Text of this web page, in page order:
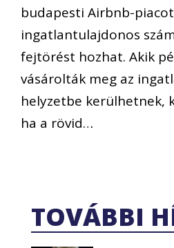
budapesti Airbnb-
ingatlantulajdonos
fejtörést hozhat. Akik
vásárolták meg az
helyzetbe kerülhetnek,
ha a rövid…
TOVÁBBI